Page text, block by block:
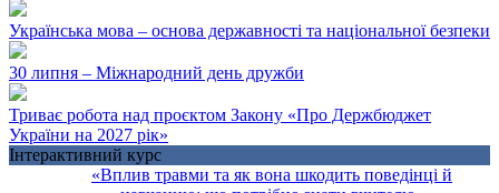
Українська мова – основа державності та національної безпеки
30 липня – Міжнародний день дружби
Триває робота над проєктом Закону «Про Держбюджет
України на 2027 рік»
Інтерактивний курс
«Вплив травми та як вона шкодить поведінці й